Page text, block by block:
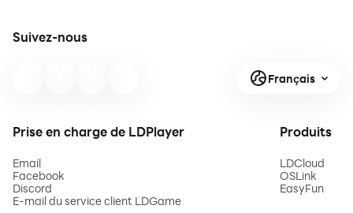
Suivez-nous
Français
Prise en charge de LDPlayer
Email
Facebook
Discord
E-mail du service client LDGame
Produits
LDCloud
OSLink
EasyFun